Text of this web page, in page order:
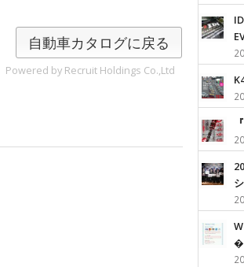
自動車カタログに戻る
Powered by Recruit Holdings Co.,Ltd